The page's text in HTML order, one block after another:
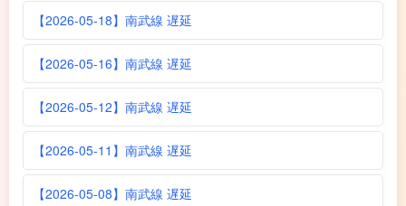
【2026-05-18】南武線 遅延
【2026-05-16】南武線 遅延
【2026-05-12】南武線 遅延
【2026-05-11】南武線 遅延
【2026-05-08】南武線 遅延